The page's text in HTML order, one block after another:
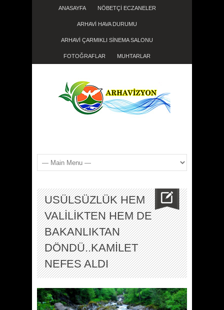
ANASAYFA NÖBETÇİ ECZANELER
ARHAVİ HAVA DURUMU
ARHAVİ ÇARMIKLI SİNEMA SALONU
FOTOĞRAFLAR MUHTARLAR
USÜLSÜZLÜK HEM
VALİLİKTEN HEM DE
BAKANLIKTAN
DÖNDÜ..KAMİLET
NEFES ALDI